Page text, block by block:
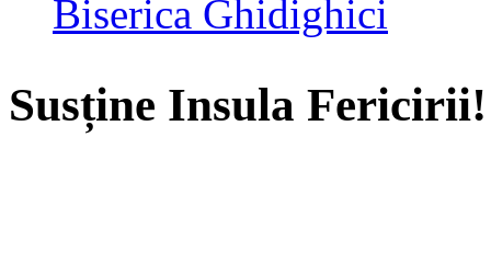
Biserica Ghidighici
Susține Insula Fericirii!